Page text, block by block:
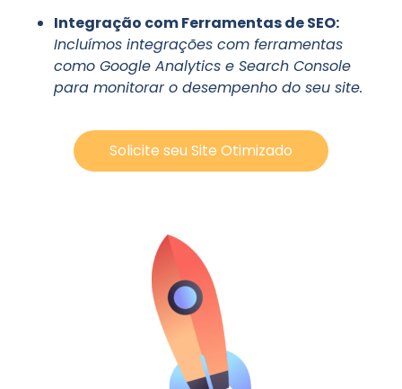
Integração com Ferramentas de SEO:
Incluímos integrações com ferramentas
como Google Analytics e Search Console
para monitorar o desempenho do seu site.
Solicite seu Site Otimizado